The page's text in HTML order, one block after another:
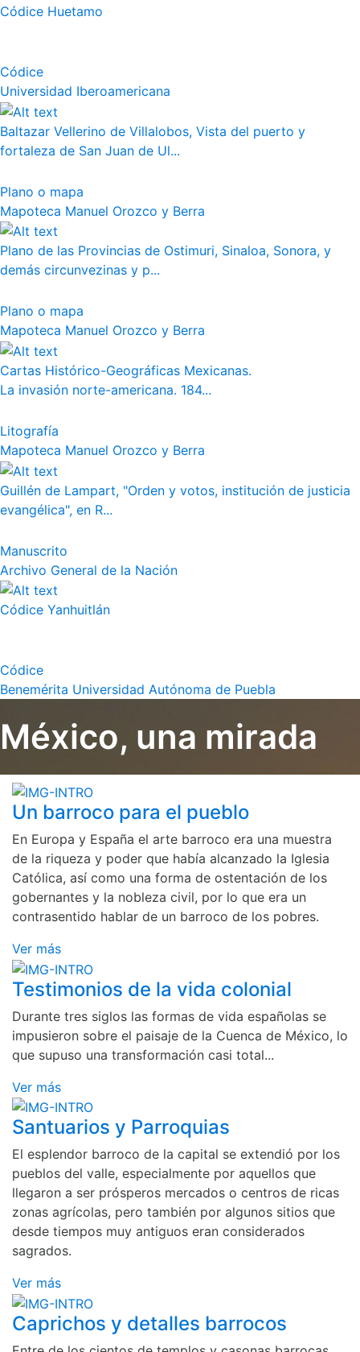
Códice Huetamo
Códice
Universidad Iberoamericana
Baltazar Vellerino de Villalobos, Vista del puerto y
fortaleza de San Juan de Ul...
Plano o mapa
Mapoteca Manuel Orozco y Berra
Plano de las Provincias de Ostimuri, Sinaloa, Sonora, y
demás circunvezinas y p...
Plano o mapa
Mapoteca Manuel Orozco y Berra
Cartas Histórico-Geográficas Mexicanas.
La invasión norte-americana. 184...
Litografía
Mapoteca Manuel Orozco y Berra
Guillén de Lampart, "Orden y votos, institución de justicia
evangélica", en R...
Manuscrito
Archivo General de la Nación
Códice Yanhuitlán
Códice
Benemérita Universidad Autónoma de Puebla
México, una mirada
Un barroco para el pueblo
En Europa y España el arte barroco era una muestra
de la riqueza y poder que había alcanzado la Iglesia
Católica, así como una forma de ostentación de los
gobernantes y la nobleza civil, por lo que era un
contrasentido hablar de un barroco de los pobres.
Ver más
Testimonios de la vida colonial
Durante tres siglos las formas de vida españolas se
impusieron sobre el paisaje de la Cuenca de México, lo
que supuso una transformación casi total...
Ver más
Santuarios y Parroquias
El esplendor barroco de la capital se extendió por los
pueblos del valle, especialmente por aquellos que
llegaron a ser prósperos mercados o centros de ricas
zonas agrícolas, pero también por algunos sitios que
desde tiempos muy antiguos eran considerados
sagrados.
Ver más
Caprichos y detalles barrocos